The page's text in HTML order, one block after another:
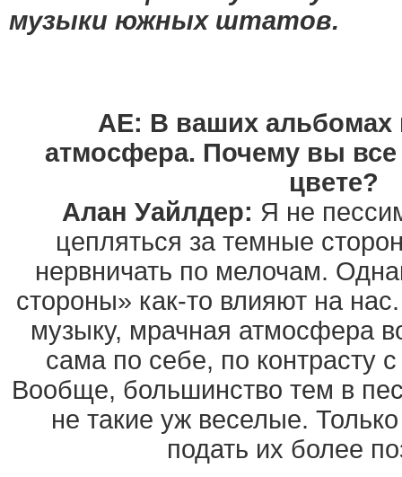
музыки южных штатов.
AE: В ваших альбомах
атмосфера. Почему вы
цвете?
Алан Уайлдер: Я не
цепляться за темные
нервничать по мелочам.
стороны» как-то влияют на
музыку, мрачная атмосфера
сама по себе, по контрасту
Вообще, большинство тем в
не такие уж веселые.
подать их более